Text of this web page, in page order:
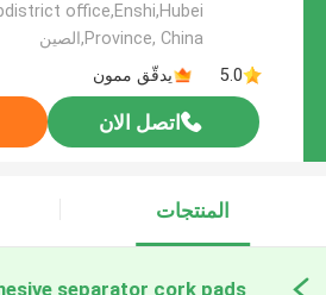
office,Enshi,Hubei
Province, China,الصين
5.0
يدقّق ممون
اتصل الان
المنتجات